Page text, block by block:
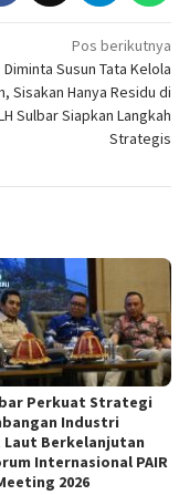
Pos berikutnya
Susun Tata Kelola
Sisakan Hanya Residu di
Sulbar Siapkan Langkah
Strategis
Perkuat Strategi
Industri
Laut Berkelanjutan
Internasional PAIR
2026